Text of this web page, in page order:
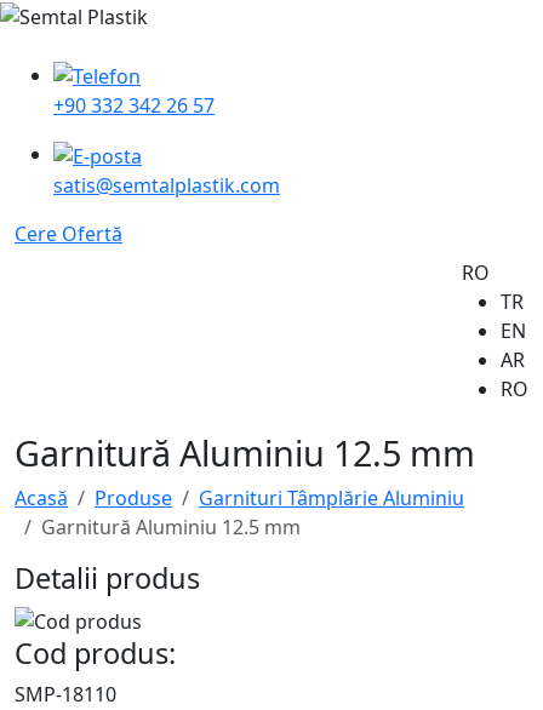
+90 332 342 26 57
satis@semtalplastik.com
Cere Ofertă
RO
TR
EN
AR
RO
Garnitură Aluminiu 12.5 mm
Acasă Produse
Garnituri Tâmplărie Aluminiu
Garnitură Aluminiu 12.5 mm
Detalii produs
Cod produs:
SMP-18110